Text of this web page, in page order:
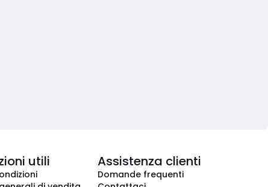
utili Assistenza clienti
Domande frequenti